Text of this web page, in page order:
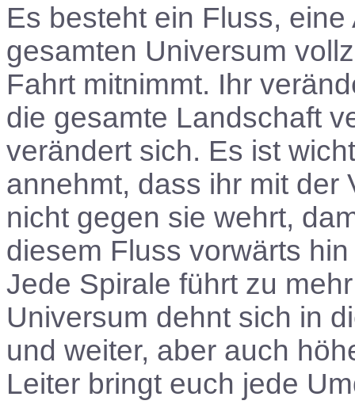
Es besteht ein Fluss,
gesamten Universum
Fahrt mitnimmt. Ihr
die gesamte Landschaft
verändert sich. Es ist
annehmt, dass ihr mit der
nicht gegen sie wehrt,
diesem Fluss vorwärts
Jede Spirale führt zu
Universum dehnt sich in
und weiter, aber auch
Leiter bringt euch jede